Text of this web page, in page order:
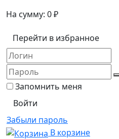
На сумму: 0₽
Перейти в избранное
Запомнить меня
Забыли пароль
В корзине